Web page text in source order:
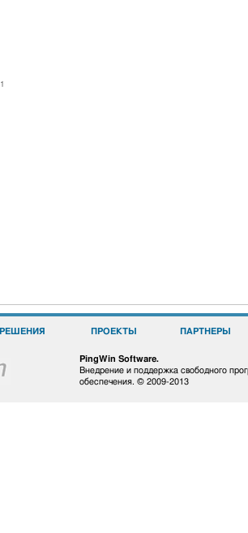
1
РЕШЕНИЯ ПРОЕКТЫ ПАРТНЕРЫ
PingWin Software.
Внедрение и поддержка свободного
обеспечения. © 2009-2013